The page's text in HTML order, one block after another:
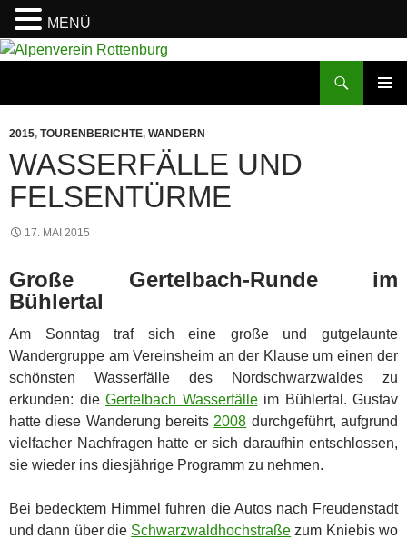
Zum
2015, TOURENBERICHTE, WANDERN
WASSERFÄLLE UND
FELSENTÜRME
17. MAI 2015
Große Gertelbach-Runde im
Bühlertal
Am Sonntag traf sich eine große und gutgelaunte
Wandergruppe am Vereinsheim an der Klause um einen der
schönsten Wasserfälle des Nordschwarzwaldes zu
erkunden: die Gertelbach Wasserfälleim Bühlertal. Gustav
hatte diese Wanderung bereits 2008 durchgeführt, aufgrund
vielfacher Nachfragen hatte er sich daraufhin entschlossen,
sie wieder ins diesjährige Programm zu nehmen.
Bei bedecktem Himmel fuhren die Autos nach Freudenstadt
und dann über die Schwarzwaldhochstraße zum Kniebis wo
MENÜ